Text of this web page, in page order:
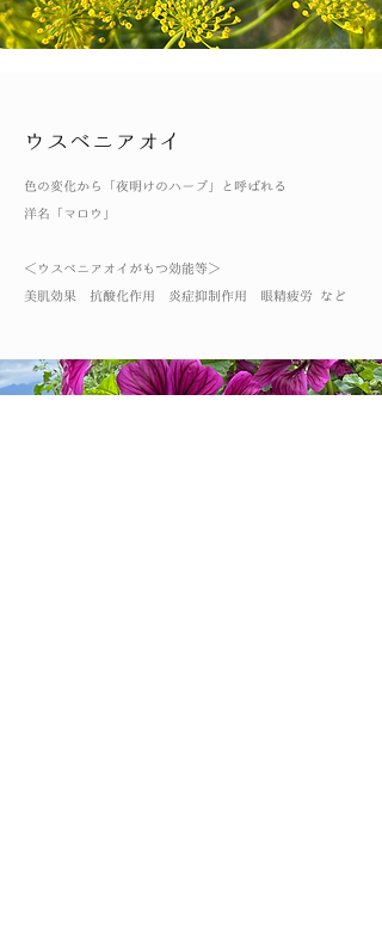
ウスベニアオイ
色の変化から「夜明けのハーブ」と呼ばれる
洋名「マロウ」
​＜ウスベニアオイがもつ効能等＞
美肌効果 抗酸化作用 炎症抑制作用 眼精疲労 など